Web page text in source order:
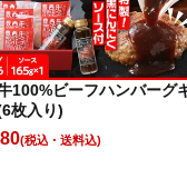
100%ビーフハンバーグ
枚入り)
(税込)